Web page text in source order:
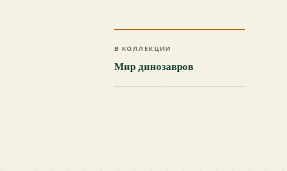
В КОЛЛЕКЦИИ
Мир динозавров